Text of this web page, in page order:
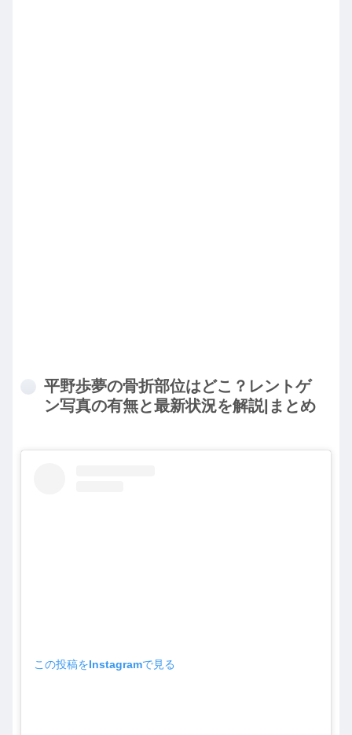
平野歩夢の骨折部位はどこ？レントゲ
ン写真の有無と最新状況を解説|まとめ
この投稿をInstagramで見る